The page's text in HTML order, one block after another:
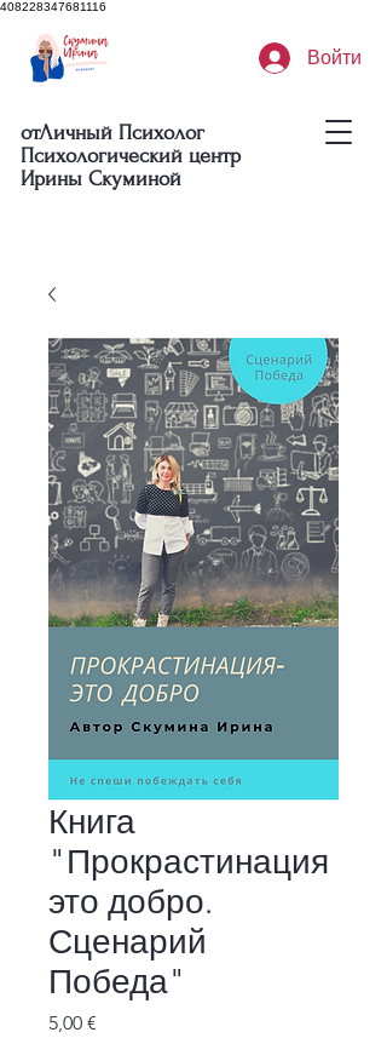
408228347681116
отЛичный Психолог
Психологический центр
Ирины Скуминой
Войти
Книга
"Прокрастинация
это добро.
Сценарий
Победа"
5,00 €